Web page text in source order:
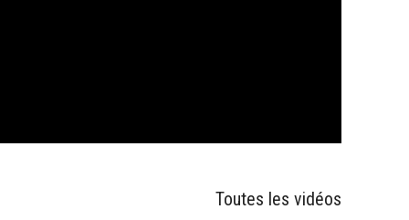
Toutes les vidéos